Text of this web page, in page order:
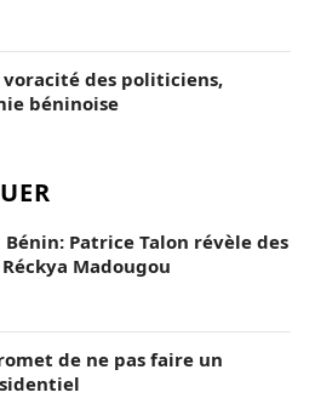
des politiciens,
béninoise
Patrice Talon révèle des
Madougou
de ne pas faire un